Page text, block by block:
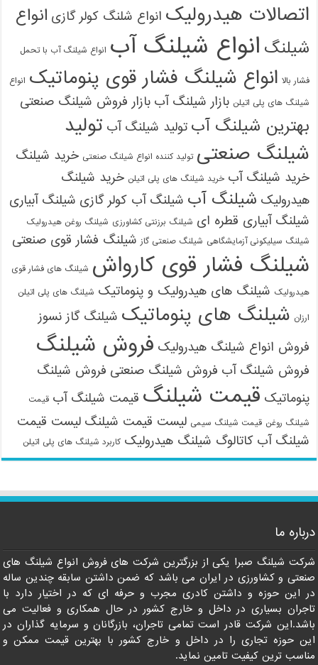
اتصالات هیدرولیک انواع شلنگ کولر گازی انواع
شیلنگ انواع شیلنگ آب انواع شیلنگ آب با تحمل
فشار بالا انواع شیلنگ فشار قوی پنوماتیک انواع
شیلنگ های پلی اتیلن بازار شیلنگ آب بازار فروش شیلنگ صنعتی
بهترین شیلنگ آب تولید شیلنگ آب تولید
شیلنگ صنعتی تولید کننده انواع شیلنگ صنعتی خرید شیلنگ
خرید شیلنگ آب خرید شیلنگ های پلی اتیلن خرید شیلنگ
هیدرولیک شیلنگ آب شیلنگ آب کولر گازی شیلنگ آبیاری
شیلنگ آبیاری قطره ای شیلنگ برزنتی کشاورزی شیلنگ روغن هیدرولیک
شیلنگ سیلیکونی آزمایشگاهی شیلنگ صنعتی گاز شیلنگ فشار قوی صنعتی
شیلنگ فشار قوی کارواش شیلنگ های فشار قوی
هیدرولیک شیلنگ های هیدرولیک و پنوماتیک شیلنگ های پلی اتیلن
ارزان شیلنگ های پنوماتیک شیلنگ گاز نسوز
فروش انواع شیلنگ هیدرولیک فروش شیلنگ
فروش شیلنگ آب فروش شیلنگ صنعتی فروش شیلنگ
پنوماتیک قیمت شیلنگ قیمت شیلنگ آب قیمت
شیلنگ روغن قیمت شیلنگ سیمی لیست قیمت شیلنگ لیست قیمت
شیلنگ آب کاتالوگ شیلنگ هیدرولیک کاربرد شیلنگ های پلی اتیلن
درباره ما
شرکت شیلنگ صبرا یکی از بزرگترین شرکت های فروش انواع شیلنگ های
صنعتی و کشاورزی در ایران می باشد که ضمن داشتن سابقه چندین ساله
در این حوزه و داشتن کادری مجرب و حرفه ای که در اختیار دارد با
تاجران بسیاری در داخل و خارج کشور در حال همکاری و فعالیت می
باشد.این شرکت قادر است تمامی تاجران، بازرگانان و سرمایه گذاران در
این حوزه تجاری را در داخل و خارج کشور با بهترین قیمت ممکن و
مناسب ترین کیفیت تامین نماید.
09121161360